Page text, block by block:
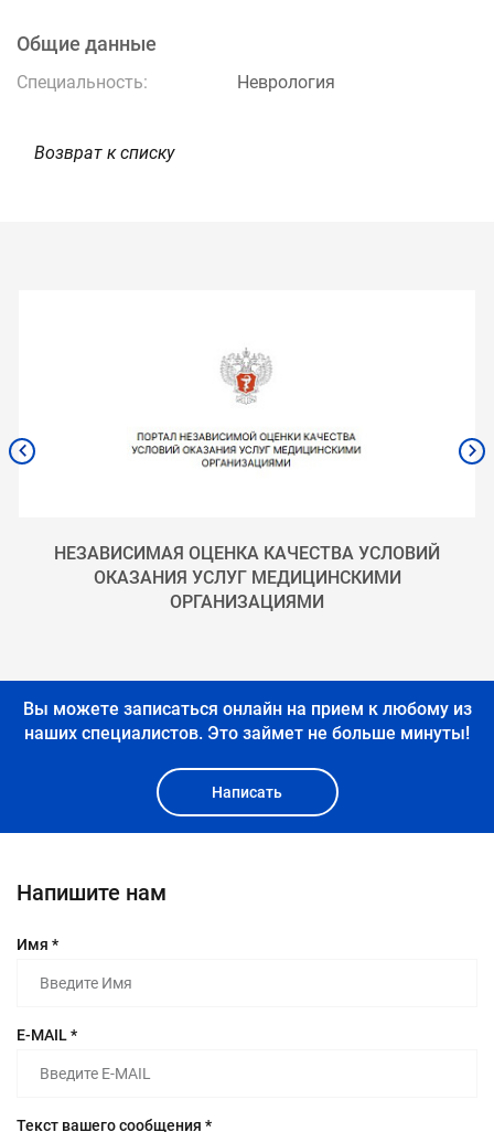
Общие данные
Специальность: Неврология
Возврат к списку
НЕЗАВИСИМАЯ ОЦЕНКА КАЧЕСТВА УСЛОВИЙ
ОКАЗАНИЯ УСЛУГ МЕДИЦИНСКИМИ
ОРГАНИЗАЦИЯМИ
Вы можете записаться онлайн на прием к любому из
наших специалистов. Это займет не больше минуты!
Написать
Напишите нам
Имя *
E-MAIL *
Текст вашего сообщения *